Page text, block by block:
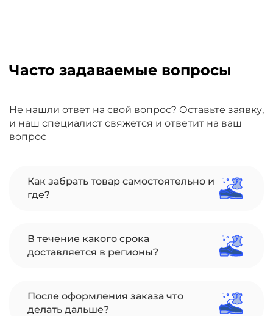
Часто задаваемые вопросы
Не нашли ответ на свой вопрос? Оставьте заявку,
и наш специалист свяжется и ответит на ваш
вопрос
Как забрать товар самостоятельно и
где?
В течение какого срока
доставляется в регионы?
После оформления заказа что
делать дальше?